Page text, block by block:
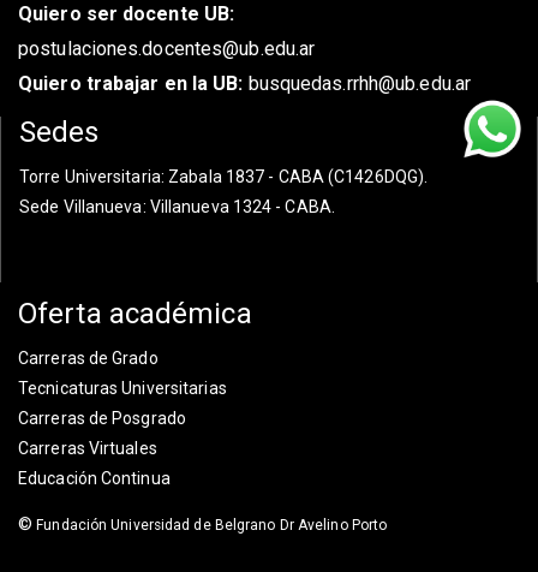
Quiero ser docente UB:
postulaciones.docentes@ub.edu.ar
Quiero trabajar en la UB: busquedas.rrhh@ub.edu.ar
Sedes
Torre Universitaria: Zabala 1837 - CABA (C1426DQG).
Sede Villanueva: Villanueva 1324 - CABA.
Oferta académica
Carreras de Grado
Tecnicaturas Universitarias
Carreras de Posgrado
Carreras Virtuales
Educación Continua
© Fundación Universidad de Belgrano Dr Avelino Porto